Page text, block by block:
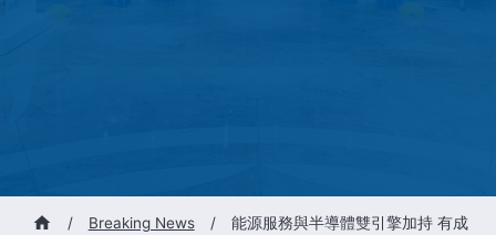
/ Breaking News /
能源服務與半導體雙引擎加持 有成